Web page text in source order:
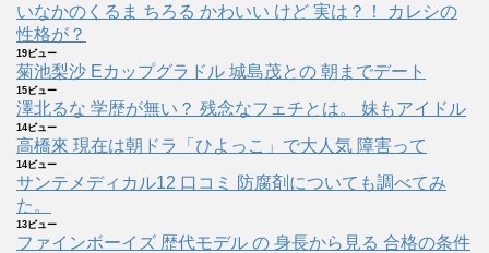
いなかのくるま ちろる かわいい けど 実は？！ カレシの
性格が？
19ビュー
菊池梨沙 Eカップグラドル 城島茂との 朝までデート
15ビュー
澤北るな 学歴が無い？ 残念なフェチとは。 妹もアイドル
14ビュー
高橋來 現在は朝ドラ「ひよっこ」で大人気 障害って
14ビュー
サンテメディカル12 口コミ 防腐剤についても調べてみ
た。
13ビュー
ファインボーイズ 歴代モデル の 身長から見る 合格の条件